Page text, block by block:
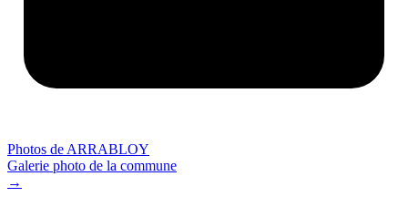
Photos de ARRABLOY
Galerie photo de la commune
→